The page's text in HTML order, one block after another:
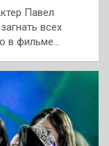
Павел
всех
в фильме…